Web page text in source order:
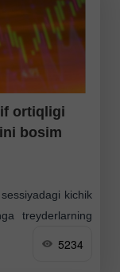
ortiqligi
bosim
kichik
treyderlarning
haqidagi
5234